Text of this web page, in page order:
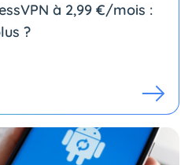
à 2,99 €/mois :
?